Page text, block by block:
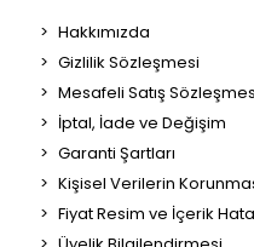
Hakkımızda
Gizlilik Sözleşmesi
Mesafeli Satış
İptal, İade ve Değişim
Garanti Şartları
Kişisel Verilerin
Fiyat Resim ve İçerik